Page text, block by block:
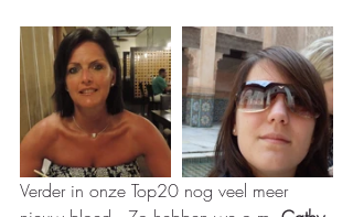
Verder in onze Top20 nog veel meer